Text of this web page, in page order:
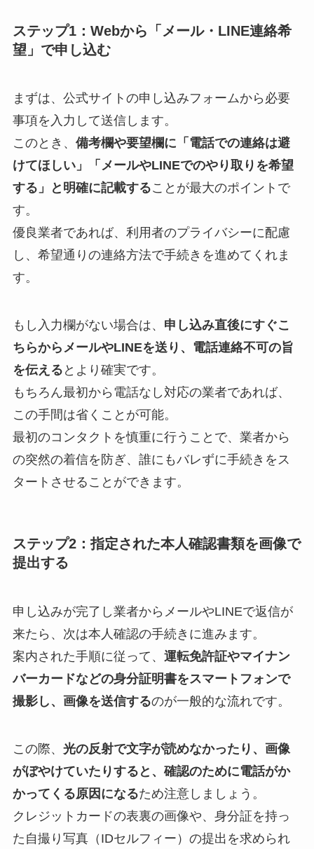
ステップ1：Webから「メール・LINE連絡希
望」で申し込む
まずは、公式サイトの申し込みフォームから必要
事項を入力して送信します。
このとき、 備考欄や要望欄に「電話での連絡は避
けてほしい」「メールやLINEでのやり取りを希望
する」と明確に記載することが最大のポイントで
す。
優良業者であれば、利用者のプライバシーに配慮
し、希望通りの連絡方法で手続きを進めてくれま
す。
もし入力欄がない場合は、 申し込み直後にすぐこ
ちらからメールやLINEを送り、電話連絡不可の旨
を伝える とより確実です。
もちろん最初から電話なし対応の業者であれば、
この手間は省くことが可能。
最初のコンタクトを慎重に行うことで、業者から
の突然の着信を防ぎ、誰にもバレずに手続きをス
タートさせることができます。
ステップ2：指定された本人確認書類を画像で
提出する
申し込みが完了し業者からメールやLINEで返信が
来たら、次は本人確認の手続きに進みます。
案内された手順に従って、 運転免許証やマイナン
バーカードなどの身分証明書をスマートフォンで
撮影し、画像を送信するのが一般的な流れです。
この際、 光の反射で文字が読めなかったり、画像
がぼやけていたりすると、確認のために電話がか
かってくる原因になるため注意しましょう。
クレジットカードの表裏の画像や、身分証を持っ
た自撮り写真（IDセルフィー）の提出を求められ